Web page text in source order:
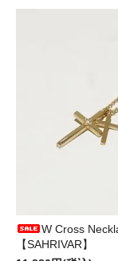
W Cross
【SAHRIVAR】